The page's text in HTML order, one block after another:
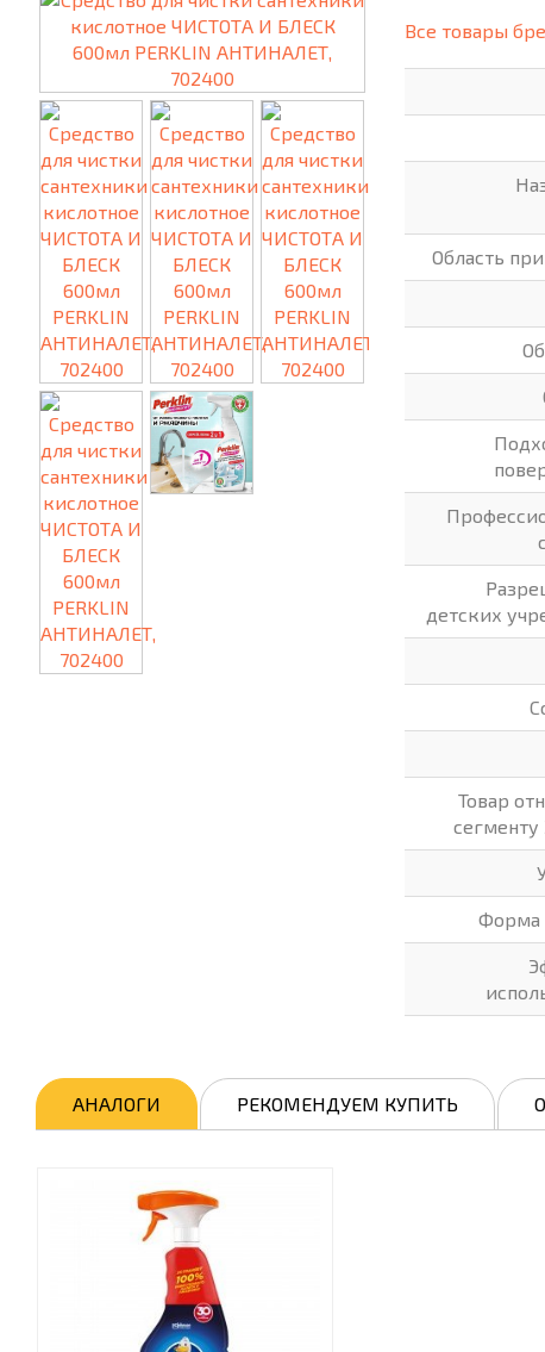
ХОББИ И ТВОРЧЕСТВО
ЭЛЕКТРОНИКА
Все товары
Область
детских
Товар
Форма
АНАЛОГИ РЕКОМЕНДУЕМ КУПИТЬ